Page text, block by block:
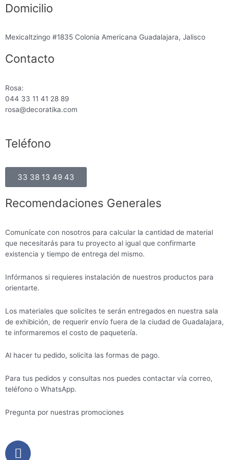
Domicilio
Mexicaltzingo #1835 Colonia Americana Guadalajara, Jalisco
Contacto
Rosa:
044 33 11 41 28 89
rosa@decoratika.com
Teléfono
33 38 13 49 43
Recomendaciones Generales
Comunícate con nosotros para calcular la cantidad de material
que necesitarás para tu proyecto al igual que confirmarte
existencia y tiempo de entrega del mismo.
Infórmanos si requieres instalación de nuestros productos para
orientarte.
Los materiales que solicites te serán entregados en nuestra sala
de exhibición, de requerir envío fuera de la ciudad de Guadalajara,
te informaremos el costo de paquetería.
Al hacer tu pedido, solicita las formas de pago.
Para tus pedidos y consultas nos puedes contactar vía correo,
teléfono o WhatsApp.
Pregunta por nuestras promociones